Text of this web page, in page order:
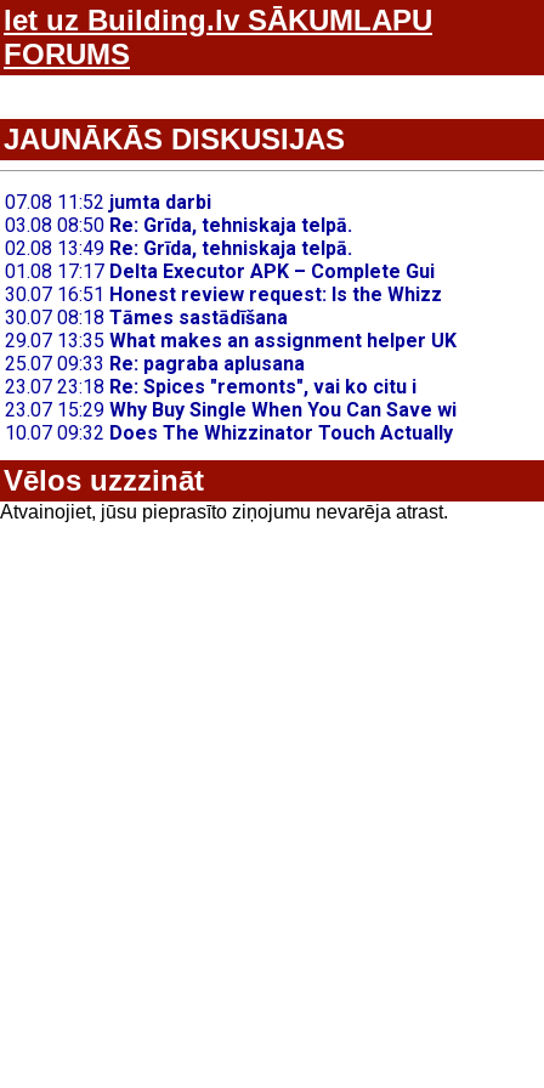
Iet uz Building.lv SĀKUMLAPU
FORUMS
JAUNĀKĀS DISKUSIJAS
Vēlos uzzzināt
Atvainojiet, jūsu pieprasīto ziņojumu nevarēja atrast.